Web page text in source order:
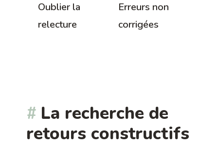
Oublier la
relecture
Erreurs non
corrigées
La recherche de
retours constructifs